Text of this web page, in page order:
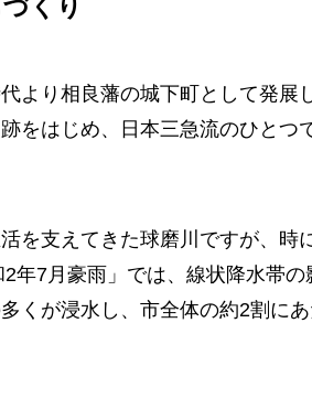
くり
より相良藩の城下町として発展
をはじめ、日本三急流のひとつ
を支えてきた球磨川ですが、時
年7月豪雨」では、線状降水帯
くが浸水し、市全体の約2割に